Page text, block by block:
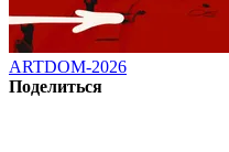
ARTDOM-2026
Поделиться